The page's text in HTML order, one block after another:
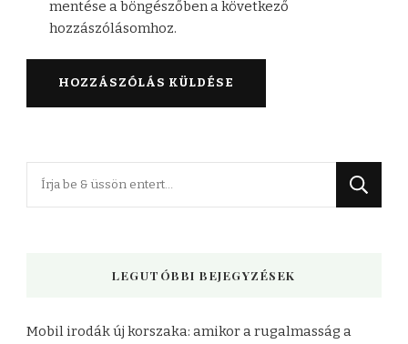
mentése a böngészőben a következő
hozzászólásomhoz.
Keres
LEGUTÓBBI BEJEGYZÉSEK
Mobil irodák új korszaka: amikor a rugalmasság a